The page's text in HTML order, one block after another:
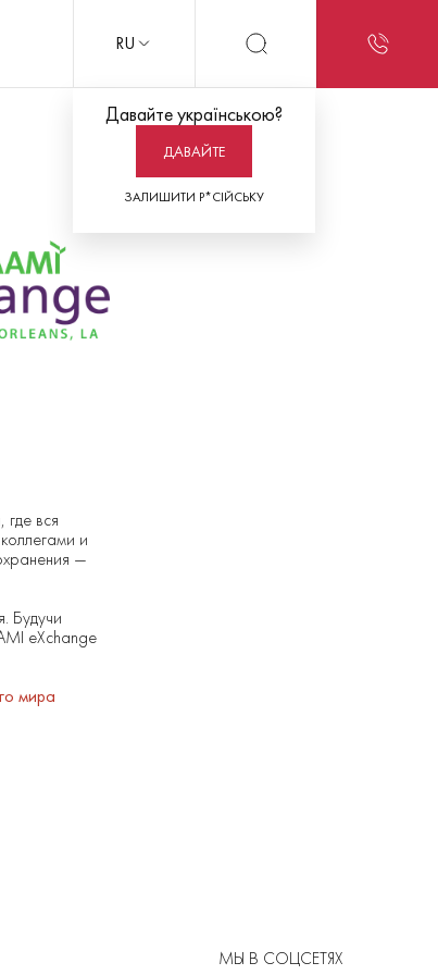
RU
Давайте українською?
ДАВАЙТЕ
ЗАЛИШИТИ Р*СІЙСЬКУ
вся
и
—
Будучи
eXchange
мира
МЫ В СОЦСЕТЯХ